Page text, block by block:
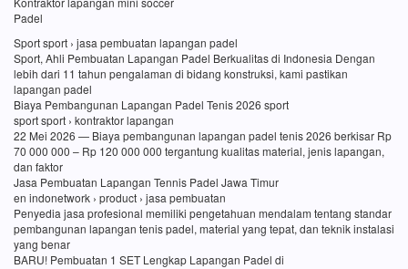
Padel
Sport sport › jasa pembuatan lapangan padel
Sport, Ahli Pembuatan Lapangan Padel Berkualitas di Indonesia Dengan
lebih dari 11 tahun pengalaman di bidang konstruksi, kami pastikan
lapangan padel
Biaya Pembangunan Lapangan Padel Tenis 2026 sport
sport sport › kontraktor lapangan
22 Mei 2026 — Biaya pembangunan lapangan padel tenis 2026 berkisar Rp
70 000 000 – Rp 120 000 000 tergantung kualitas material, jenis lapangan,
dan faktor
Jasa Pembuatan Lapangan Tennis Padel Jawa Timur
en indonetwork › product › jasa pembuatan
Penyedia jasa profesional memiliki pengetahuan mendalam tentang standar
pembangunan lapangan tenis padel, material yang tepat, dan teknik instalasi
yang benar
BARU! Pembuatan 1 SET Lengkap Lapangan Padel di